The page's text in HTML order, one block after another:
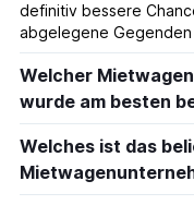
definitiv bessere
abgelegene
Welcher
wurde am besten
Welches ist das